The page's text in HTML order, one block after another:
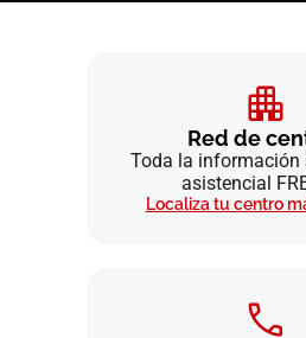
Red de
Toda la información
asistencial
Localiza tu centro